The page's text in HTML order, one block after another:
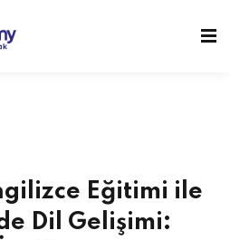
Eğitimi ile
Dil Gelişimi: